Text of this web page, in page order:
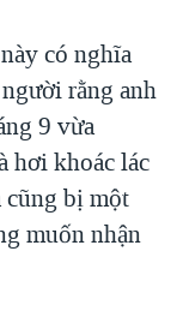
có nghĩa
rằng anh
9 vừa
hơi khoác lác
cũng bị một
muốn nhận